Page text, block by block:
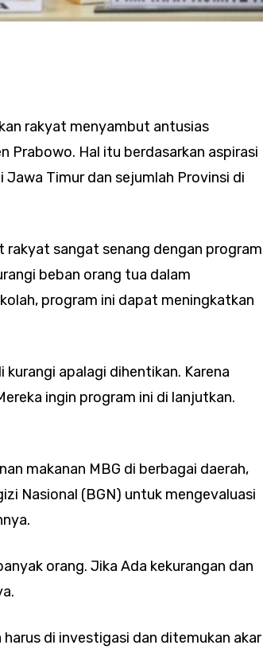
rakyat menyambut antusias
Prabowo. Hal itu berdasarkan aspirasi
Timur dan sejumlah Provinsi di
sangat senang dengan program
beban orang tua dalam
program ini dapat meningkatkan
apalagi dihentikan. Karena
ingin program ini di lanjutkan.
makanan MBG di berbagai daerah,
Nasional (BGN) untuk mengevaluasi
orang. Jika Ada kekurangan dan
di investigasi dan ditemukan akar